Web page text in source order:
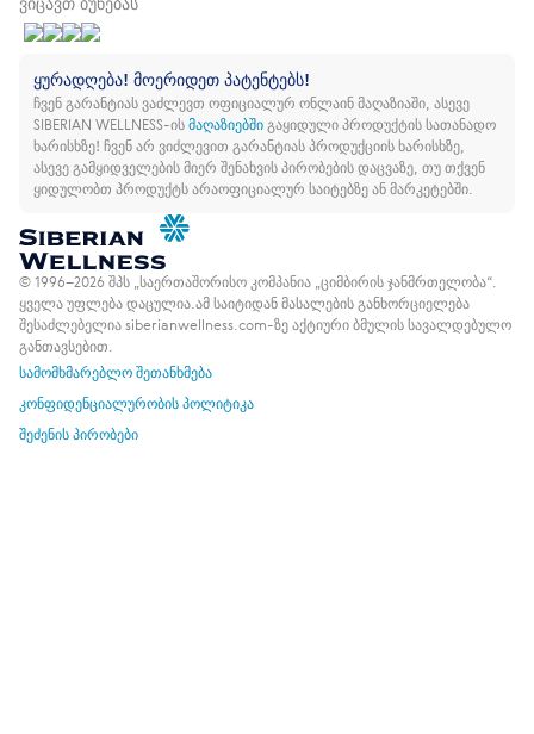
ყურადღება! მოერიდეთ პატენტებს!
ჩვენ გარანტიას ვაძლევთ ოფიციალურ ონლაინ მაღაზიაში, ასევე
SIBERIAN WELLNESS-ისმაღაზიებშიგაყიდული პროდუქტის სათანადო
ხარისხზე! ჩვენ არ ვიძლევით გარანტიას პროდუქციის ხარისხზე,
ასევე გამყიდველების მიერ შენახვის პირობების დაცვაზე, თუ თქვენ
ყიდულობთ პროდუქტს არაოფიციალურ საიტებზე ან მარკეტებში.
© 1996–2026 შპს „საერთაშორისო კომპანია „ციმბირის ჯანმრთელობა“.
ყველა უფლება დაცულია. ამ საიტიდან მასალების განხორციელება
შესაძლებელია siberianwellness.com-ზე აქტიური ბმულის სავალდებულო
განთავსებით.
სამომხმარებლო შეთანხმება
კონფიდენციალურობის პოლიტიკა
შეძენის პირობები